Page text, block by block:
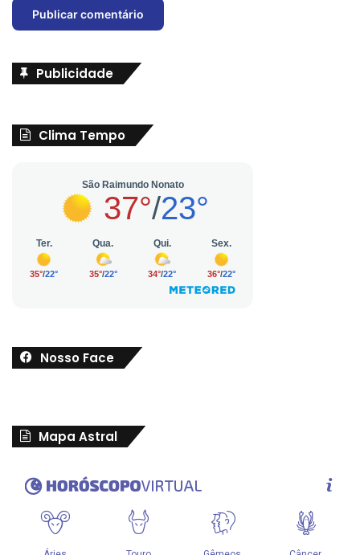
Publicidade
Clima Tempo
Nosso Face
Mapa Astral